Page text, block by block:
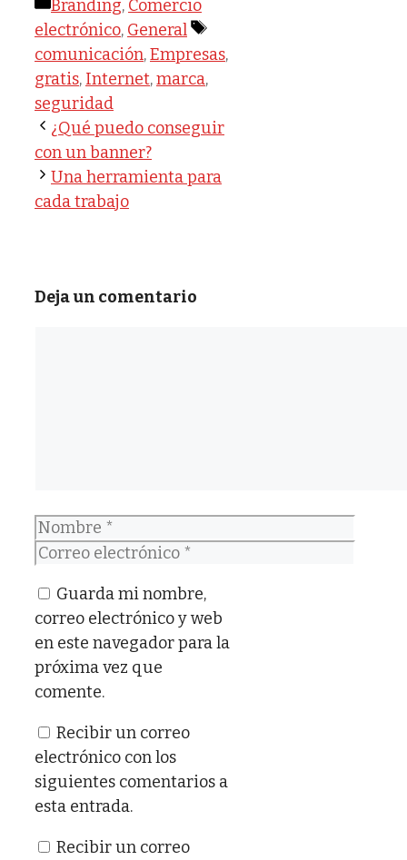
Categorías
Branding, Comercio
electrónico, General
Etiquetas
comunicación,Empresas,
gratis, Internet,marca,
seguridad
¿Qué puedo conseguir
con un banner?
Una herramienta para
cada trabajo
Deja un comentario
Nombre
Correo
Guarda mi nombre,
correo electrónico y web
en este navegador para la
próxima vez que
comente.
Recibir un correo
electrónico con los
siguientes comentarios a
esta entrada.
Recibir un correo